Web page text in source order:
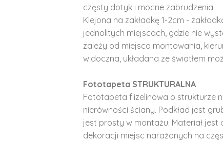
częsty dotyk i mocne zabrudzenia.
Klejona na zakładkę 1-2cm -
jednolitych miejscach, gdzie nie
zależy od miejsca montowania,
widoczna, układana ze światłem
Fototapeta STRUKTURALNA
Fototapeta flizelinowa o strukturze
nierówności ściany. Podkład jest
jest prosty w montażu. Materiał
dekoracji miejsc narażonych na